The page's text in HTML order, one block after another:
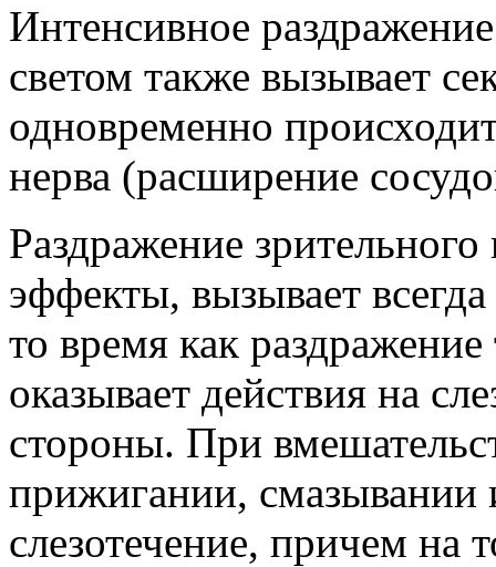
Интенсивное
светом также вызывает
одновременно
нерва (расширение
Раздражение
эффекты, вызывает
то время как
оказывает действия на
стороны. При
прижигании, смазывании
слезотечение, причем на